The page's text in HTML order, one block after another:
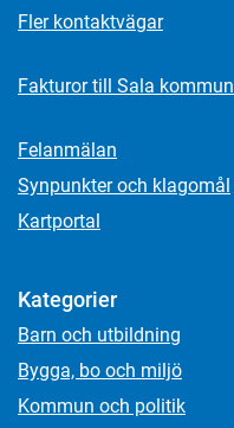
Fler kontaktvägar
Fakturor till Sala kommun
Felanmälan
Synpunkter och klagomål
Kartportal
Kategorier
Barn och utbildning
Bygga, bo och miljö
Kommun och politik